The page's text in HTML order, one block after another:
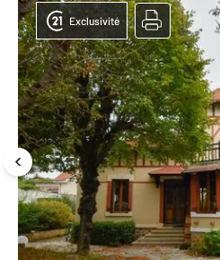
Exclusivité